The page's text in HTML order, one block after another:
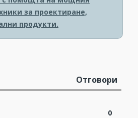
за проектиране,
продукти.
Отговори
0